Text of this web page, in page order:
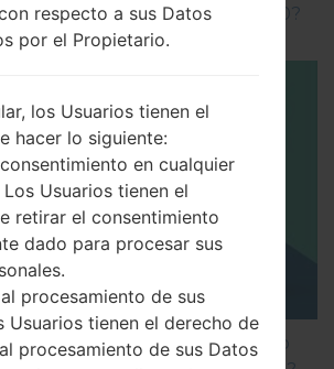
Completo en LG G5 H850?
Firmware Oficial en el teléfono
respecto a sus Datos
por el Propietario.
los Usuarios tienen el
hacer lo siguiente:
en cualquier
Usuarios tienen el
retirar el consentimiento
dado para procesar sus
procesamiento de sus
Usuarios tienen el derecho de
procesamiento de sus Datos